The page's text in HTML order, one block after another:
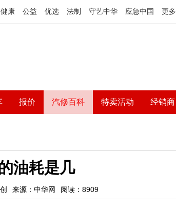
健康 公益 优选 法制 守艺中华 应急中国 更多
报价 汽修百科 特卖活动 经销商
油耗是几
来源：中华网 阅读：8909